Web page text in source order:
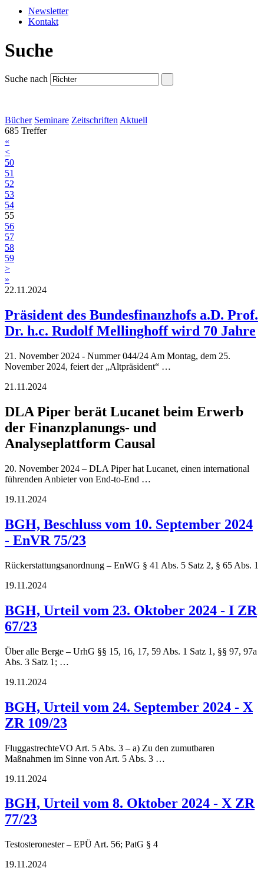
Newsletter
Kontakt
Suche
Suche nach
Bücher Seminare ZeitschriftenAktuell
685 Treffer
«
<
50
51
52
53
54
55
56
57
58
59
>
»
22.11.2024
Präsident des Bundesfinanzhofs a.D. Prof.
Dr. h.c. Rudolf Mellinghoff wird 70 Jahre
21. November 2024 - Nummer 044/24 Am Montag, dem 25.
November 2024, feiert der „Altpräsident“ …
21.11.2024
DLA Piper berät Lucanet beim Erwerb
der Finanzplanungs- und
Analyseplattform Causal
20. November 2024 – DLA Piper hat Lucanet, einen international
führenden Anbieter von End-to-End …
19.11.2024
BGH, Beschluss vom 10. September 2024
- EnVR 75/23
Rückerstattungsanordnung – EnWG § 41 Abs. 5 Satz 2, § 65 Abs. 1
19.11.2024
BGH, Urteil vom 23. Oktober 2024 - I ZR
67/23
Über alle Berge – UrhG §§ 15, 16, 17, 59 Abs. 1 Satz 1, §§ 97, 97a
Abs. 3 Satz 1; …
19.11.2024
BGH, Urteil vom 24. September 2024 - X
ZR 109/23
FluggastrechteVO Art. 5 Abs. 3 – a) Zu den zumutbaren
Maßnahmen im Sinne von Art. 5 Abs. 3 …
19.11.2024
BGH, Urteil vom 8. Oktober 2024 - X ZR
77/23
Testosteronester – EPÜ Art. 56; PatG § 4
19.11.2024